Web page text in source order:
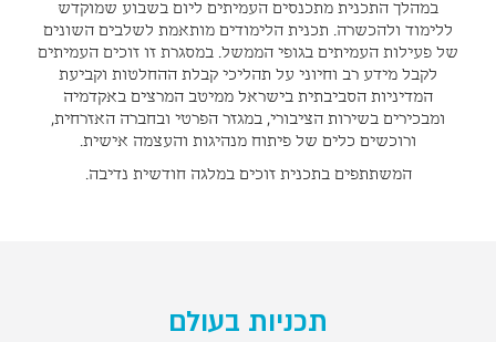
במהלך התכנית מתכנסים העמיתים ליום בשבוע שמוקדש
ללימוד ולהכשרה. תכנית הלימודים מותאמת לשלבים השונים
של פעילות העמיתים בגופי הממשל. במסגרת זו זוכים העמיתים
לקבל מידע רב וחיוני על תהליכי קבלת ההחלטות וקביעת
המדיניות הסביבתית בישראל ממיטב המרצים באקדמיה
ומבכירים בשירות הציבורי, במגזר הפרטי ובחברה האזרחית,
ורוכשים כלים של פיתוח מנהיגות והעצמה אישית.
המשתתפים בתכנית זוכים במלגה חודשית נדיבה.
תכניות בעולם